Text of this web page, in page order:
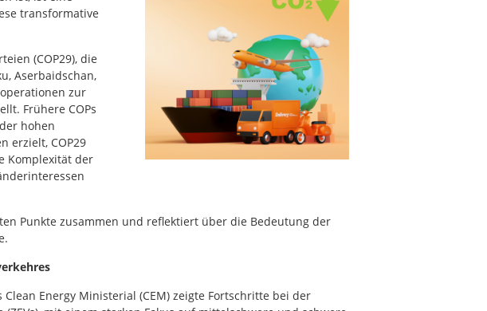
transformative
(COP29), die
Aserbaidschan,
zur
Frühere COPs
hohen
erzielt, COP29
Komplexität der
Punkte zusammen und reflektiert über die Bedeutung der
Clean Energy Ministerial (CEM) zeigte Fortschritte bei der